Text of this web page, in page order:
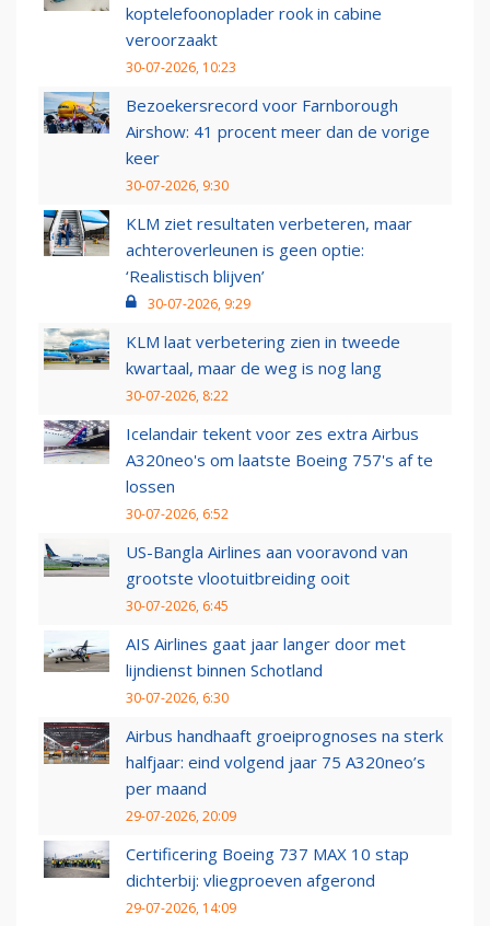
koptelefoonoplader rook in cabine
veroorzaakt
30-07-2026, 10:23
Bezoekersrecord voor Farnborough
Airshow: 41 procent meer dan de vorige
keer
30-07-2026, 9:30
KLM ziet resultaten verbeteren, maar
achteroverleunen is geen optie:
‘Realistisch blijven’
30-07-2026, 9:29
KLM laat verbetering zien in tweede
kwartaal, maar de weg is nog lang
30-07-2026, 8:22
Icelandair tekent voor zes extra Airbus
A320neo's om laatste Boeing 757's af te
lossen
30-07-2026, 6:52
US-Bangla Airlines aan vooravond van
grootste vlootuitbreiding ooit
30-07-2026, 6:45
AIS Airlines gaat jaar langer door met
lijndienst binnen Schotland
30-07-2026, 6:30
Airbus handhaaft groeiprognoses na sterk
halfjaar: eind volgend jaar 75 A320neo’s
per maand
29-07-2026, 20:09
Certificering Boeing 737 MAX 10 stap
dichterbij: vliegproeven afgerond
29-07-2026, 14:09